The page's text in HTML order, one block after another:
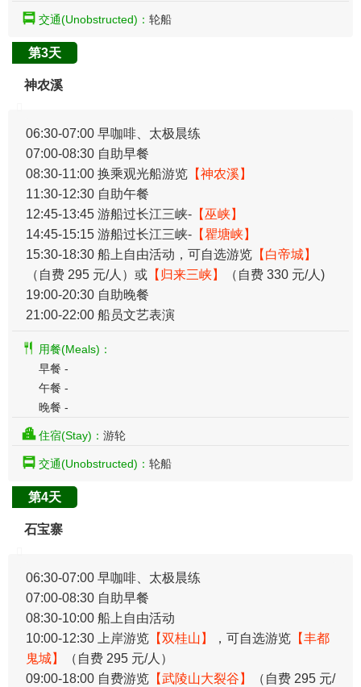
交通(Unobstructed)： 轮船
第3天
神农溪
06:30-07:00 早咖啡、太极晨练
07:00-08:30 自助早餐
08:30-11:00 换乘观光船游览 【神农溪】
11:30-12:30 自助午餐
12:45-13:45 游船过长江三峡- 【巫峡】
14:45-15:15 游船过长江三峡- 【瞿塘峡】
15:30-18:30 船上自由活动，可自选游览 【白帝城】
（自费 295 元/人）或 【归来三峡】
（自费 330 元/人)
19:00-20:30 自助晚餐
21:00-22:00 船员文艺表演
用餐(Meals)：
早餐 -
午餐 -
晚餐 -
住宿(Stay)： 游轮
交通(Unobstructed)： 轮船
第4天
石宝寨
06:30-07:00 早咖啡、太极晨练
07:00-08:30 自助早餐
08:30-10:00 船上自由活动
10:00-12:30 上岸游览 【双桂山】 ，可自选游览 【丰都
鬼城】
（自费 295 元/人）
09:00-18:00 自费游览 【武陵山大裂谷】
（自费 295 元/